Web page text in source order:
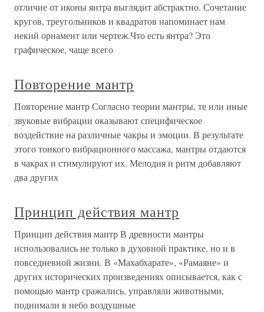
отличие от иконы янтра выглядит абстрактно. Сочетание
кругов, треугольников и квадратов напоминает нам
некий орнамент или чертеж.Что есть янтра? Это
графическое, чаще всего
Повторение мантр
Повторение мантр Согласно теории мантры, те или иные
звуковые вибрации оказывают специфическое
воздействие на различные чакры и эмоции. В результате
этого тонкого вибрационного массажа, мантры отдаются
в чакрах и стимулируют их. Мелодия и ритм добавляют
два других
Принцип действия мантр
Принцип действия мантр В древности мантры
использовались не только в духовной практике, но и в
повседневной жизни. В «Махабхарате», «Рамаяне» и
других исторических произведениях описывается, как с
помощью мантр сражались, управляли животными,
поднимали в небо воздушные